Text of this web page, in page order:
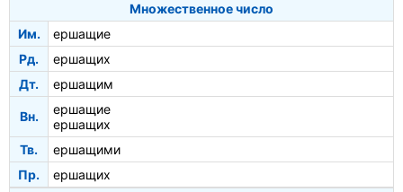
Множественное число
Им.
ершащие
Рд.
ершащих
Дт.
ершащим
Вн.
ершащие
ершащих
Тв.
ершащими
Пр.
ершащих